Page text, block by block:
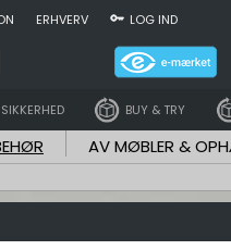
ERHVERV LOG IND
BUY & TRY
AV MØBLER &